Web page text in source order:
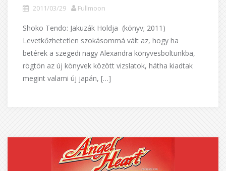
2011/03/29 Fullmoon
Shoko Tendo: Jakuzák Holdja (könyv; 2011)
Levetkőzhetetlen szokásommá vált az, hogy ha
betérek a szegedi nagy Alexandra könyvesboltunkba,
rögtön az új könyvek között vizslatok, hátha kiadtak
megint valami új japán, […]